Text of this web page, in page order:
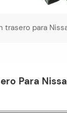
trasero para
Para